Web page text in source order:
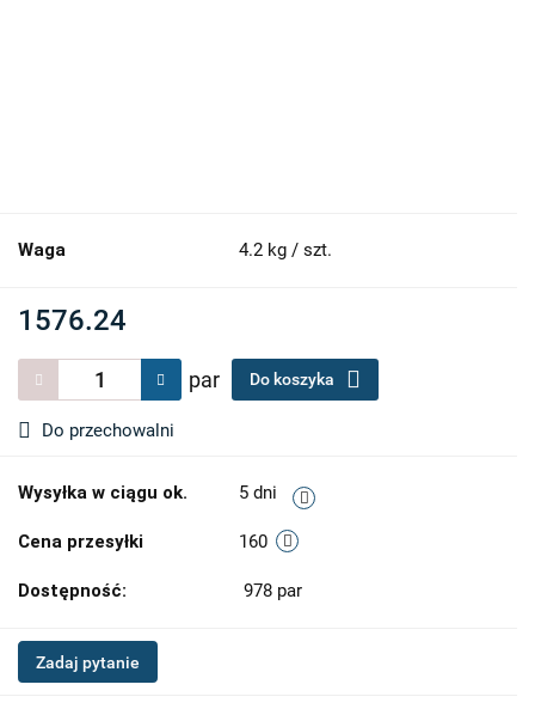
Waga 4.2 kg / szt.
1576.24
par Do koszyka
Do przechowalni
Wysyłka w ciągu ok. 5 dni
Cena przesyłki 160
Dostępność: 978 par
Zadaj pytanie